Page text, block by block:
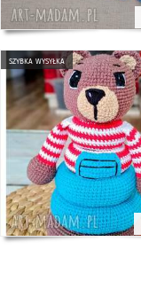
szybka wysyłka